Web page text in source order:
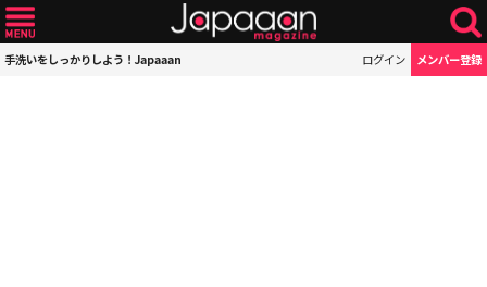
手洗いをしっかりしよう！Japaaan ログイン メンバー登録